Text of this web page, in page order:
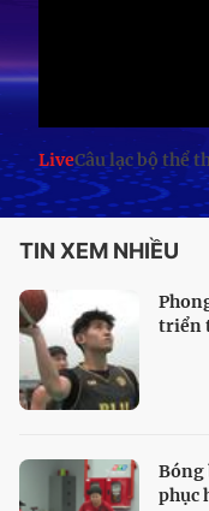
LiveCâu lạc bộ thể
TIN XEM NHIỀU
triển
Bóng
phục